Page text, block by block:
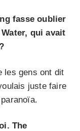
fasse oublier
qui avait
les gens ont dit
juste faire
The